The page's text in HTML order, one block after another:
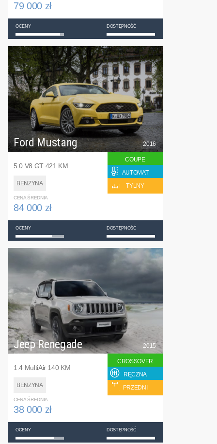
79 000 zł
OCENY DOSTĘPNOŚĆ
Ford Mustang
5.0 V8 GT 421 KM
BENZYNA
2016
COUPE
AUTOMAT
TYLNY
CENA ŚREDNIA
84 000 zł
OCENY DOSTĘPNOŚĆ
Jeep Renegade
1.4 MultiAir 140 KM
BENZYNA
2015
CROSSOVER
RĘCZNA
PRZEDNI
CENA ŚREDNIA
38 000 zł
OCENY DOSTĘPNOŚĆ